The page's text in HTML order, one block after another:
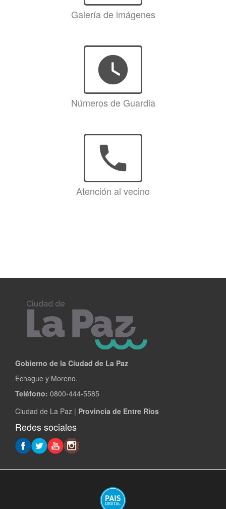
Galería de imágenes
watch_later
Números de Guardia
phone
Atención al vecino
Gobierno de la Ciudad de La Paz
Echague y Moreno.
Teléfono: 0800-444-5585
Ciudad de La Paz | Provincia de Entre Ríos
Redes sociales